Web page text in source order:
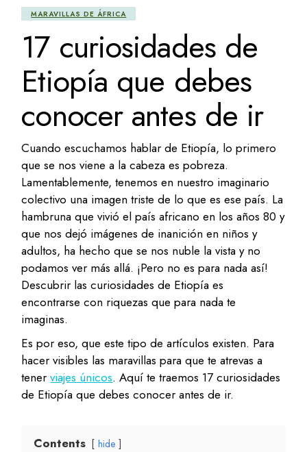
MARAVILLAS DE ÁFRICA
17 curiosidades de
Etiopía que debes
conocer antes de ir
Cuando escuchamos hablar de Etiopía, lo primero
que se nos viene a la cabeza es pobreza.
Lamentablemente, tenemos en nuestro imaginario
colectivo una imagen triste de lo que es ese país. La
hambruna que vivió el país africano en los años 80 y
que nos dejó imágenes de inanición en niños y
adultos, ha hecho que se nos nuble la vista y no
podamos ver más allá. ¡Pero no es para nada así!
Descubrir las curiosidades de Etiopía es
encontrarse con riquezas que para nada te
imaginas.
Es por eso, que este tipo de artículos existen. Para
hacer visibles las maravillas para que te atrevas a
tenerviajes únicos. Aquí te traemos 17 curiosidades
de Etiopía que debes conocer antes de ir.
Contents hide